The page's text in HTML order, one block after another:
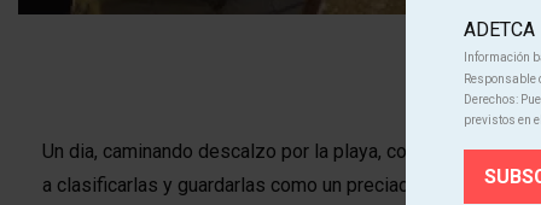
Un dia, caminando descalzo por la playa, comprobé que la
a clasificarlas y guardarlas como un preciado tesoro. Si
ADETCA
Información
Responsable
Derechos:
previstos en